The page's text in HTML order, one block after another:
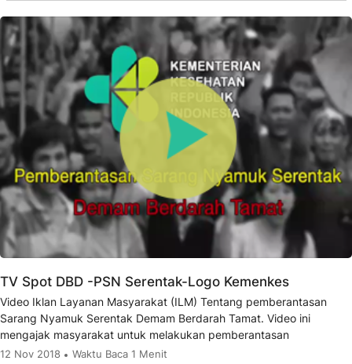
TV Spot DBD -PSN Serentak-Logo Kemenkes
Video Iklan Layanan Masyarakat (ILM) Tentang pemberantasan
Sarang Nyamuk Serentak Demam Berdarah Tamat. Video ini
mengajak masyarakat untuk melakukan pemberantasan
12 Nov 2018 Waktu Baca 1 Menit